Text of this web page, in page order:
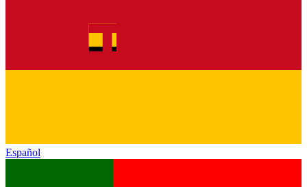
Español